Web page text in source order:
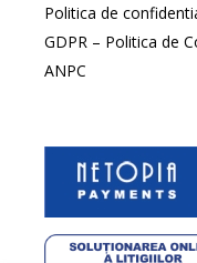
Politica de
GDPR – Politica de
ANPC